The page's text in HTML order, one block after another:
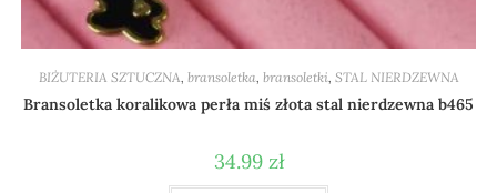
BIŻUTERIA SZTUCZNA bransoletka bransoletki STAL NIERDZEWNA
Bransoletka koralikowa perła miś złota stal nierdzewna b465
34.99 zł